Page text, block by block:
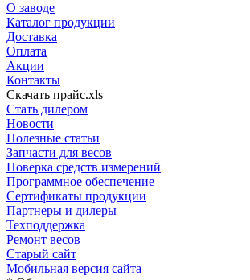
О заводе
Каталог продукции
Доставка
Оплата
Акции
Контакты
Скачать прайс.xls
Стать дилером
Новости
Полезные статьи
Запчасти для весов
Поверка средств измерений
Программное обеспечение
Сертификаты продукции
Партнеры и дилеры
Техподдержка
Ремонт весов
Старый сайт
Мобильная версия сайта